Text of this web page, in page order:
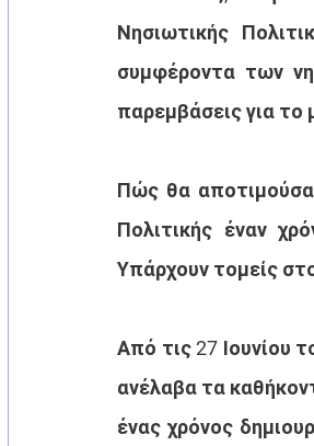
Νησιωτικής
συμφέροντα των
παρεμβάσεις για το
Πώς θα
Πολιτικής έναν
Υπάρχουν τομείς
Από τις 27 Ιουνίου
ανέλαβα τα
ένας χρόνος